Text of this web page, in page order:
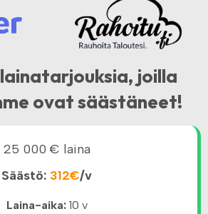
joilla
ovat säästäneet!
25 000 € laina
Säästö: 312€/v
Laina-aika:10 v